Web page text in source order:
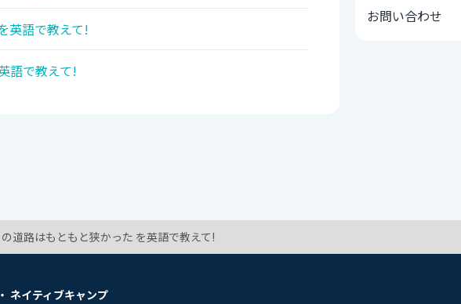
英語で教えて!
語で教えて!
お問い合わせ
の道路はもともと狭かった を英語で教えて!
ネイティブキャンプ